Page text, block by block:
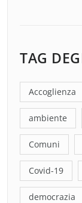
TAG
Accoglienza
ambiente
Comuni
Covid-19
democrazia